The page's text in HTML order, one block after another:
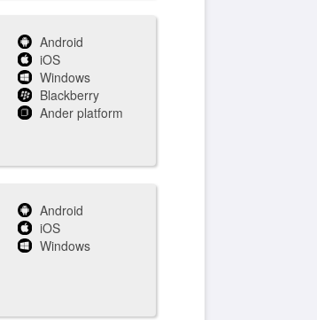
Android
iOS
Windows
Blackberry
Ander platform
Android
iOS
Windows